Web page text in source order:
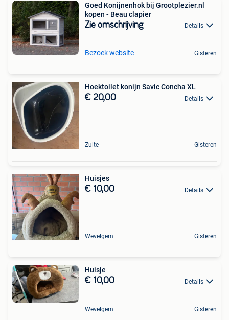
Goed Konijnenhok bij Grootplezier.nl
kopen - Beau clapier
Zie omschrijving Details
Bezoek website Gisteren
Hoektoilet konijn Savic Concha XL
€ 20,00 Details
Zulte Gisteren
Huisjes
€ 10,00 Details
Wevelgem Gisteren
Huisje
€ 10,00 Details
Wevelgem Gisteren